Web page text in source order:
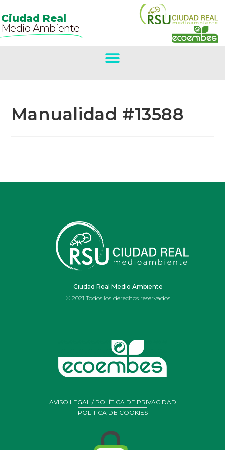
Ciudad Real
Medio Ambiente
Manualidad #13588
Ciudad Real Medio Ambiente
© 2021 Todos los derechos reservados
AVISO LEGAL / POLÍTICA DE PRIVACIDAD
POLÍTICA DE COOKIES
Primer Premio
Belenes.
IES OJOS DEL
GUADIANA
Portal de Belén realizado por alumnos y profesores de
del Ies Ojos del Guadiana de Daimiel con residuos y